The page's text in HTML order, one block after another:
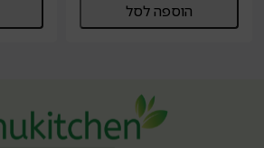
הוספה לסל